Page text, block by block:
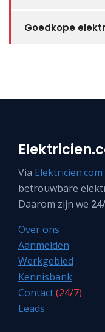
Goedkope
Via Elektricien.com
betrouwbare
Daarom zijn we
Over ons
Aanmelden
Werkgebied
Kennisbank
Contact(24/7)
Leads